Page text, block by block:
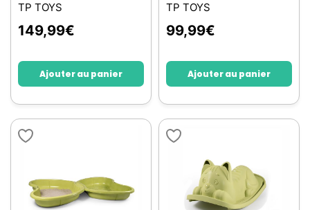
TP TOYS
149,99€
Ajouter au panier
TP TOYS
99,99€
Ajouter au panier